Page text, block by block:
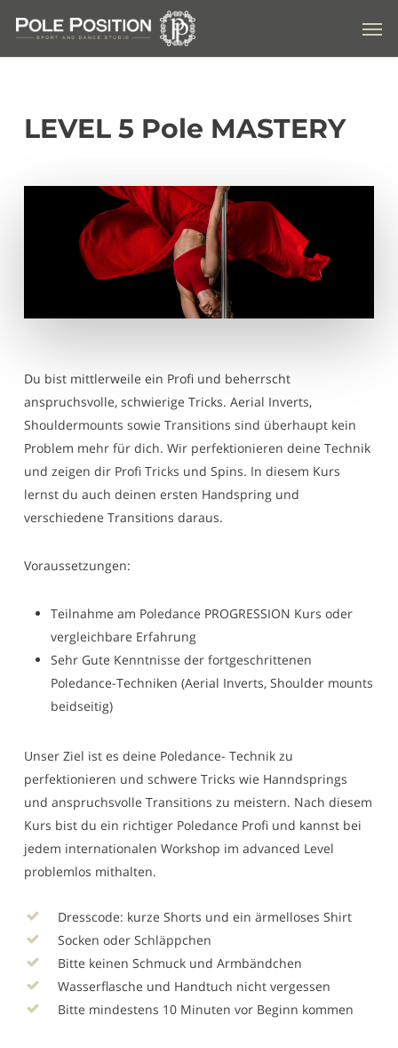
main
LEVEL 5 Pole MASTERY
Du bist mittlerweile ein Profi und beherrscht
anspruchsvolle, schwierige Tricks. Aerial Inverts,
Shouldermounts sowie Transitions sind überhaupt kein
Problem mehr für dich. Wir perfektionieren deine Technik
und zeigen dir Profi Tricks und Spins. In diesem Kurs
lernst du auch deinen ersten Handspring und
verschiedene Transitions daraus.
Voraussetzungen:
Teilnahme am Poledance PROGRESSION Kurs oder
vergleichbare Erfahrung
Sehr Gute Kenntnisse der fortgeschrittenen
Poledance-Techniken (Aerial Inverts, Shoulder mounts
beidseitig)
Unser Ziel ist es deine Poledance- Technik zu
perfektionieren und schwere Tricks wie Hanndsprings
und anspruchsvolle Transitions zu meistern. Nach diesem
Kurs bist du ein richtiger Poledance Profi und kannst bei
jedem internationalen Workshop im advanced Level
problemlos mithalten.
Dresscode: kurze Shorts und ein ärmelloses Shirt
Socken oder Schläppchen
Bitte keinen Schmuck und Armbändchen
Wasserflasche und Handtuch nicht vergessen
Bitte mindestens 10 Minuten vor Beginn kommen